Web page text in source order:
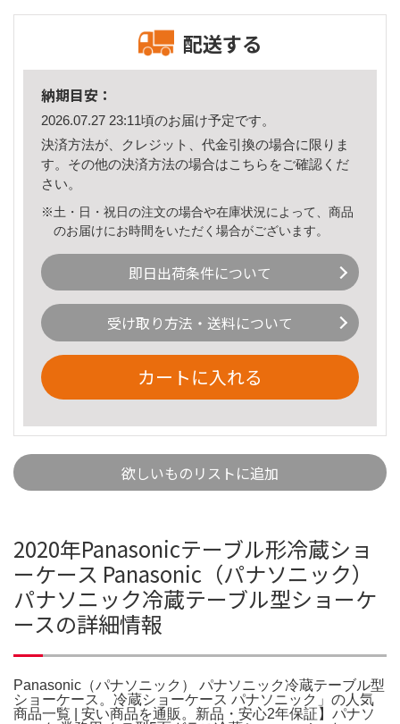
配送する
納期目安：
2026.07.27 23:11頃のお届け予定です。
決済方法が、クレジット、代金引換の場合に限りま
す。その他の決済方法の場合はこちら をご確認くだ
さい。
※土・日・祝日の注文の場合や在庫状況によって、商品
のお届けにお時間をいただく場合がございます。
即日出荷条件について
受け取り方法・送料について
カートに入れる
欲しいものリストに追加
2020年Panasonicテーブル形冷蔵ショ
ーケース Panasonic（パナソニック）
パナソニック冷蔵テーブル型ショーケ
ースの詳細情報
Panasonic（パナソニック） パナソニック冷蔵テーブル型
ショーケース。冷蔵ショーケース パナソニック」の人気
商品一覧 | 安い商品を通販。新品・安心2年保証】パナソ